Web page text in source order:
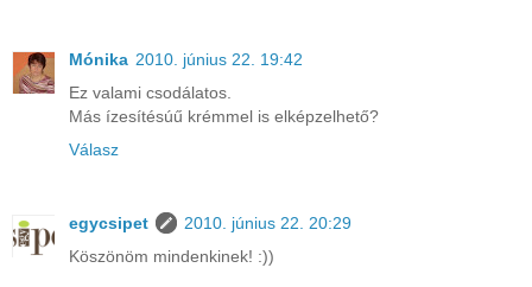
Mónika 2010. június 22. 19:42
Ez valami csodálatos.
Más ízesítésúű krémmel is elképzelhető?
Válasz
egycsipet
2010. június 22. 20:29
Köszönöm mindenkinek! :))